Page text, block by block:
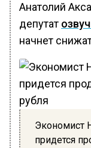
Анатолий
депутат
начнет
Экономист
придется